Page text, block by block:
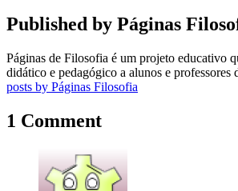
Published by Páginas
Páginas de Filosofia é um projeto educativo
didático e pedagógico a alunos e professores
posts by Páginas Filosofia
1 Comment